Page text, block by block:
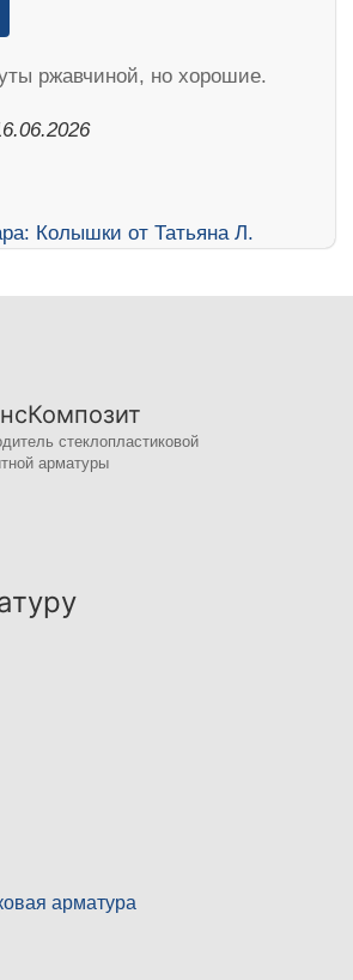
ржавчиной, но хорошие.
стеклопластиковой
арматуры
арматура